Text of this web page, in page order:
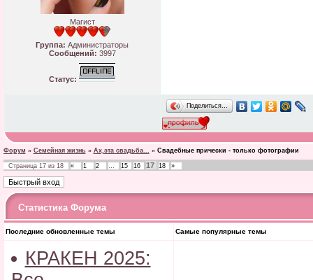
Магист
Группа: Администраторы
Сообщений: 3997
Статус:
Поделиться…
Форум » Семейная жизнь » Ах,эта свадьба... » Свадебные прически - только фотографии
Страница 17из 18 « 1 2 … 15 16 17 18 »
Статистика Форума
Последние обновленные темы Самые популярные темы
КРАКЕН 2025: